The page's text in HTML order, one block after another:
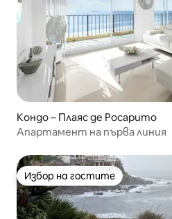
Кондо – Плаяс де Росарито
Апартамент на първа линия
Избор на гостите
Избор на гостите